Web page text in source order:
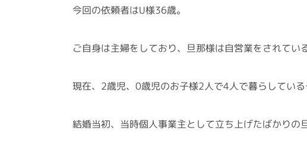
今回の依頼者はU様36歳。
ご自身は主婦をしており、旦那様は自営業をされてい
現在、2歳児、0歳児のお子様2人で4人で暮らしている
結婚当初、当時個人事業主として立ち上げたばかり